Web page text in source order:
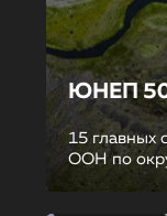
ЮНЕП
15 главных
ООН по